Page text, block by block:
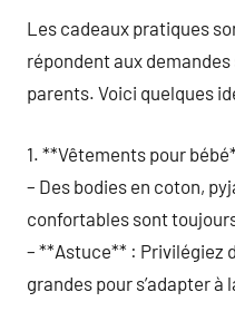
Les cadeaux pratiques
répondent aux
parents. Voici quelques
1. **Vêtements pour
– Des bodies en coton,
confortables sont
– **Astuce** : Privilégiez
grandes pour s’adapter